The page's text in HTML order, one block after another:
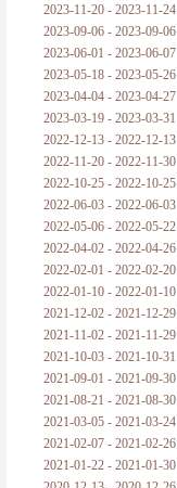
2023-11-20 - 2023-11-24
2023-09-06 - 2023-09-06
2023-06-01 - 2023-06-07
2023-05-18 - 2023-05-26
2023-04-04 - 2023-04-27
2023-03-19 - 2023-03-31
2022-12-13 - 2022-12-13
2022-11-20 - 2022-11-30
2022-10-25 - 2022-10-25
2022-06-03 - 2022-06-03
2022-05-06 - 2022-05-22
2022-04-02 - 2022-04-26
2022-02-01 - 2022-02-20
2022-01-10 - 2022-01-10
2021-12-02 - 2021-12-29
2021-11-02 - 2021-11-29
2021-10-03 - 2021-10-31
2021-09-01 - 2021-09-30
2021-08-21 - 2021-08-30
2021-03-05 - 2021-03-24
2021-02-07 - 2021-02-26
2021-01-22 - 2021-01-30